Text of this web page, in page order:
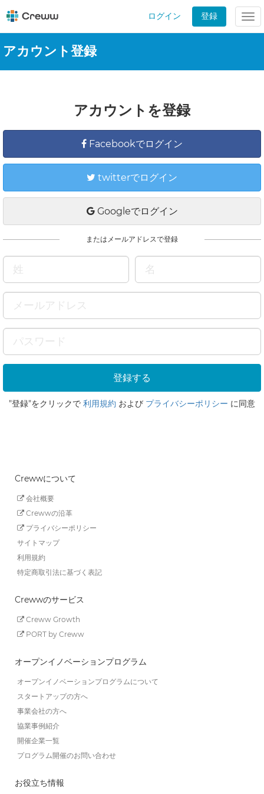
ログイン 登録
アカウント登録
アカウントを登録
Facebookでログイン
twitterでログイン
Googleでログイン
またはメールアドレスで登録
"登録"をクリックで 利用規約 および プライバシーポリシー に同意
Crewwについて
会社概要
Crewwの沿革
プライバシーポリシー
サイトマップ
利用規約
特定商取引法に基づく表記
Crewwのサービス
Creww Growth
PORT by Creww
オープンイノベーションプログラム
オープンイノベーションプログラムについて
スタートアップの方へ
事業会社の方へ
協業事例紹介
開催企業一覧
プログラム開催のお問い合わせ
お役立ち情報